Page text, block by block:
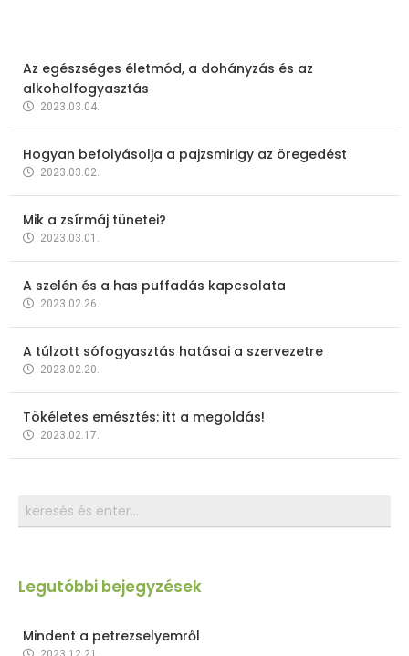
Az egészséges életmód, a dohányzás és az
alkoholfogyasztás
2023.03.04.
Hogyan befolyásolja a pajzsmirigy az öregedést
2023.03.02.
Mik a zsírmáj tünetei?
2023.03.01.
A szelén és a has puffadás kapcsolata
2023.02.26.
A túlzott sófogyasztás hatásai a szervezetre
2023.02.20.
Tökéletes emésztés: itt a megoldás!
2023.02.17.
Legutóbbi bejegyzések
Mindent a petrezselyemről